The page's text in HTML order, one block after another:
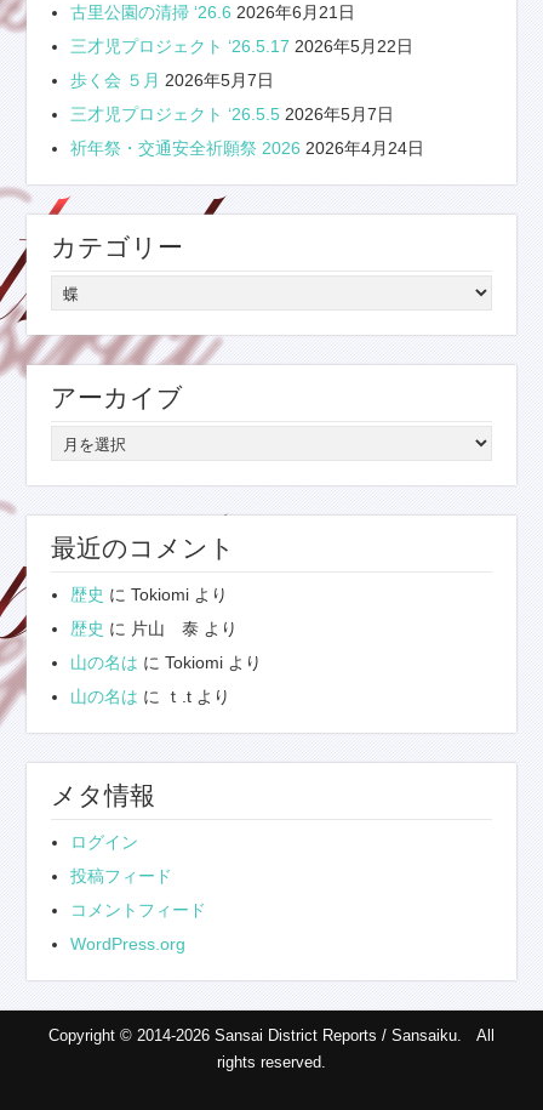
古里公園の清掃 ‘26.6 2026年6月21日
三才児プロジェクト ‘26.5.17 2026年5月22日
歩く会 ５月 2026年5月7日
三才児プロジェクト ‘26.5.5 2026年5月7日
祈年祭・交通安全祈願祭 2026 2026年4月24日
カテゴリー
カ
テ
ゴ
リ
ー
アーカイブ
ア
ー
カ
イ
ブ
最近のコメント
歴史 にTokiomi より
歴史 に 片山 泰 より
山の名は にTokiomi より
山の名は に ｔ.t より
メタ情報
ログイン
投稿フィード
コメントフィード
WordPress.org
Copyright © 2014-2026 Sansai District Reports / Sansaiku. All
rights reserved.